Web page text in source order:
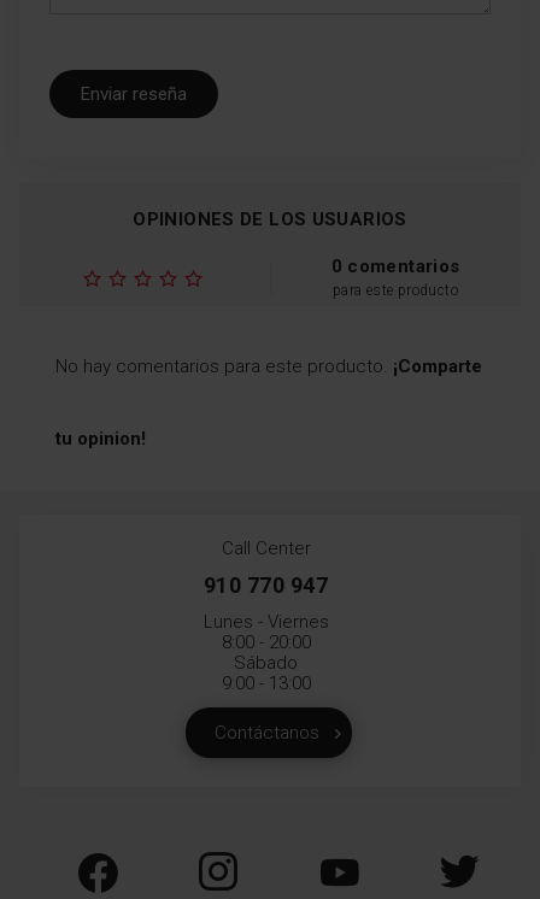
Enviar reseña
OPINIONES DE LOS USUARIOS
0 comentarios
para este producto
No hay comentarios para este producto. ¡Comparte
tu opinion!
Call Center
910 770 947
Lunes - Viernes
8:00 - 20:00
Sábado
9:00 - 13:00
Contáctanos